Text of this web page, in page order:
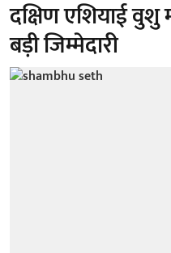
दक्षिण एशियाई
बड़ी जिम्मेदारी